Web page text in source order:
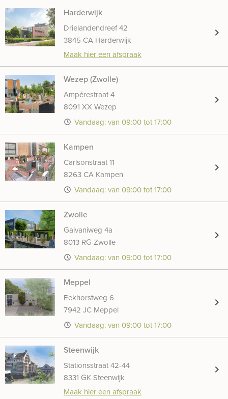
Harderwijk
Drielandendreef 42
3845 CA Harderwijk
Maak hier een afspraak
chevron_right
Wezep (Zwolle)
Ampèrestraat 4
8091 XX Wezep
access_time Vandaag: van 09:00 tot 17:00
chevron_right
Kampen
Carlsonstraat 11
8263 CA Kampen
access_time Vandaag: van 09:00 tot 17:00
chevron_right
Zwolle
Galvaniweg 4a
8013 RG Zwolle
access_time Vandaag: van 09:00 tot 17:00
chevron_right
Meppel
Eekhorstweg 6
7942 JC Meppel
access_time Vandaag: van 09:00 tot 17:00
chevron_right
Steenwijk
Stationsstraat 42-44
8331 GK Steenwijk
Maak hier een afspraak
chevron_right